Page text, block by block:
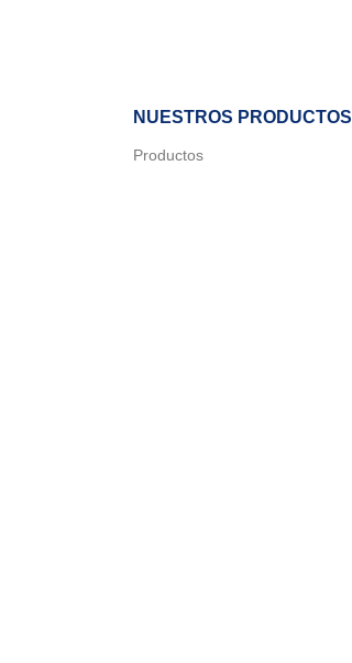
NUESTROS PRODUCTOS
Productos